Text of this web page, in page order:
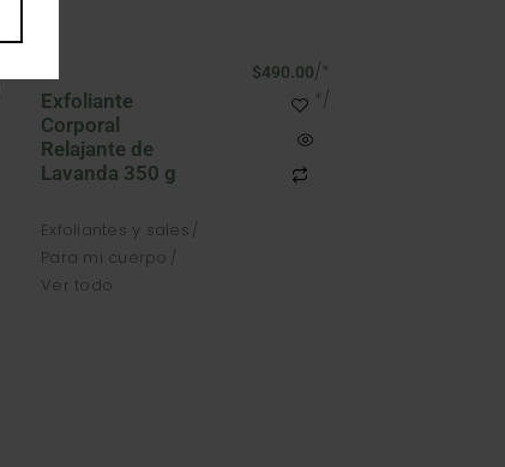
Exfoliante
Corporal
Relajante de
Lavanda 350 g
Exfoliantes y sales
Para mi cuerpo
Ver todo
$490.00/*
*/